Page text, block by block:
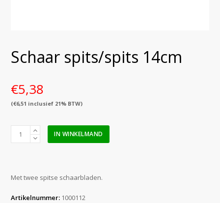
Schaar spits/spits 14cm
€5,38
(€6,51 inclusief 21% BTW)
spits/spits
IN WINKELMAND
Met twee spitse schaarbladen.
Artikelnummer: 1000112